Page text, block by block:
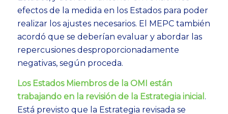
efectos de la medida en los Estados para poder
realizar los ajustes necesarios. El MEPC también
acordó que se deberían evaluar y abordar las
repercusiones desproporcionadamente
negativas, según proceda.
Los Estados Miembros de la OMI están
trabajando en la revisión de la Estrategia inicial .
Está previsto que la Estrategia revisada se